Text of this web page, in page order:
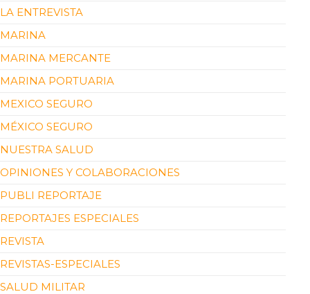
LA ENTREVISTA
MARINA
MARINA MERCANTE
MARINA PORTUARIA
MEXICO SEGURO
MÉXICO SEGURO
NUESTRA SALUD
OPINIONES Y COLABORACIONES
PUBLI REPORTAJE
REPORTAJES ESPECIALES
REVISTA
REVISTAS-ESPECIALES
SALUD MILITAR